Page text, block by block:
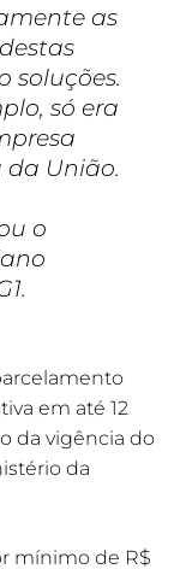
as
soluções.
só era
da União.
o
em até 12
da vigência do
da
mínimo de R$